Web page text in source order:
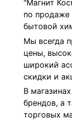
"Магнит
по
бытовой
Мы всегда
цены,
широкий
скидки и
В
брендов, а
торговых